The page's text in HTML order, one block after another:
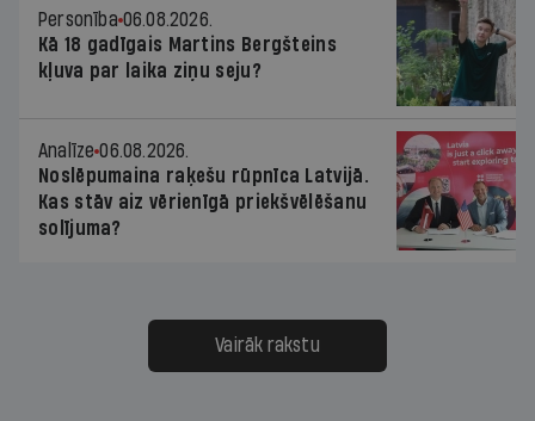
Personība 06.08.2026.
Kā 18 gadīgais Martins Bergšteins
kļuva par laika ziņu seju?
Analīze 06.08.2026.
Noslēpumaina raķešu rūpnīca Latvijā.
Kas stāv aiz vērienīgā priekšvēlēšanu
solījuma?
Vairāk rakstu